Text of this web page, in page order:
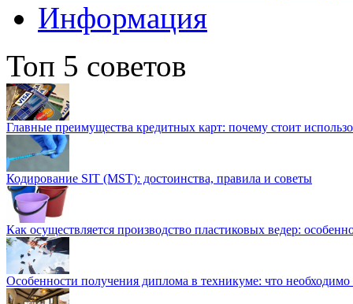
Информация
Топ 5 советов
Главные преимущества кредитных карт: почему стоит
Кодирование SIT (MST): достоинства, правила и советы
Как осуществляется производство пластиковых ведер:
Особенности получения диплома в техникуме: что необходимо